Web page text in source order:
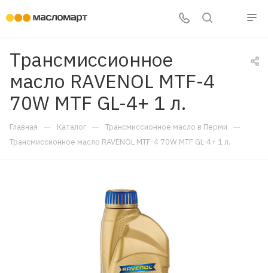
Трансмиссионное
масло RAVENOL MTF-4
70W MTF GL-4+ 1 л.
Главная — Каталог — Трансмиссионное масло в Перми —
Трансмиссионное масло RAVENOL MTF-4 70W MTF GL-4+ 1 л.